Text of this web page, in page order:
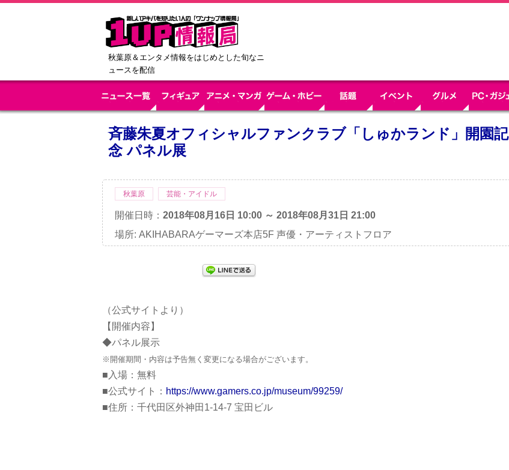
秋葉原＆エンタメ情報をはじめとした旬なニ
ュースを配信
斉藤朱夏オフィシャルファンクラブ「しゅかランド」開園記
念 パネル展
秋葉原 芸能・アイドル
開催日時： 2018年08月16日 10:00 ～ 2018年08月31日 21:00
場所: AKIHABARAゲーマーズ本店5F 声優・アーティストフロア
（公式サイトより）
【開催内容】
◆パネル展示
※開催期間・内容は予告無く変更になる場合がございます。
■入場：無料
■公式サイト： https://www.gamers.co.jp/museum/99259/
■住所：千代田区外神田1-14-7 宝田ビル